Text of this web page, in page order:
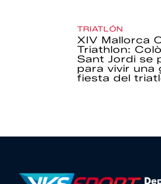
TRIATLÓN
XIV Mallorca
Triathlon:
Sant Jordi se
para vivir una
fiesta del